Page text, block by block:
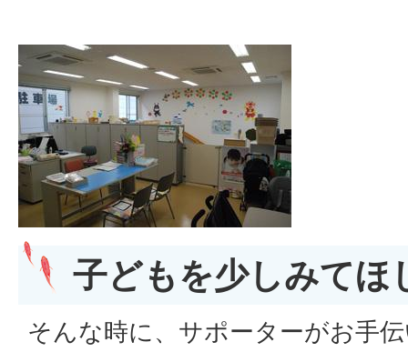
子どもを少しみてほ
そんな時に、サポーターがお手